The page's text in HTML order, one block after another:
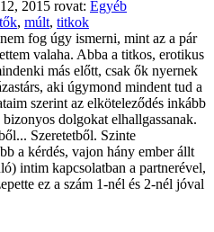
2015 rovat: Egyéb
, múlt, titkok
fog úgy ismerni, mint az a pár
valaha. Abba a titkos, erotikus
más előtt, csak ők nyernek
aki úgymond mindent tud a
szerint az elköteleződés inkább
dolgokat elhallgassanak.
Szeretetből. Szinte
a kérdés, vajon hány ember állt
intim kapcsolatban a partnerével,
ez a szám 1-nél és 2-nél jóval